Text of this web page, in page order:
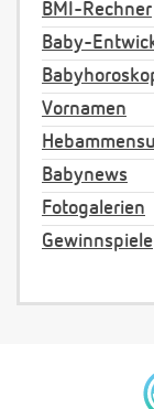
BMI-Rechner
Baby-
Vornamen
Babynews
Fotogalerien
Gewinnspiele